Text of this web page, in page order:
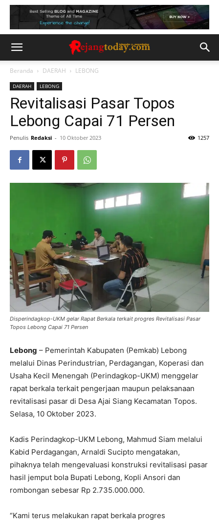
Beranda DAERAH LEBONG
DAERAH LEBONG
Revitalisasi Pasar Topos
Lebong Capai 71 Persen
Penulis Redaksi - 10 Oktober 2023 1257
Disperindagkop-UKM gelar Rapat Berkala terkait progres Revitalisasi Pasar
Topos Lebong Capai 71 Persen
Lebong – Pemerintah Kabupaten (Pemkab) Lebong
melalui Dinas Perindustrian, Perdagangan, Koperasi dan
Usaha Kecil Menengah (Perindagkop-UKM) menggelar
rapat berkala terkait pengerjaan maupun pelaksanaan
revitalisasi pasar di Desa Ajai Siang Kecamatan Topos.
Selasa, 10 Oktober 2023.
Kadis Perindagkop-UKM Lebong, Mahmud Siam melalui
Kabid Perdagangan, Arnaldi Sucipto mengatakan,
pihaknya telah mengevaluasi konstruksi revitalisasi pasar
hasil jemput bola Bupati Lebong, Kopli Ansori dan
rombongan sebesar Rp 2.735.000.000.
“Kami terus melakukan rapat berkala progres